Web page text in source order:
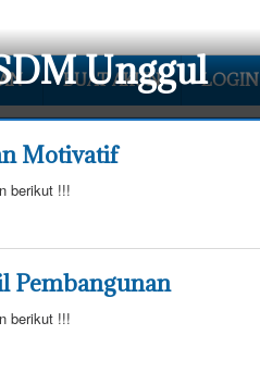
BUAT AKUN LOGIN
Unggul
Motivatif
berikut !!!
Pembangunan
berikut !!!